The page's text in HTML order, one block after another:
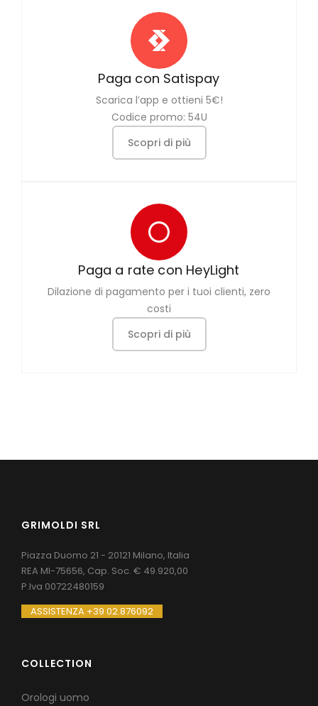
Paga con Satispay
Scarica l’app e ottieni 5€!
Codice promo: 54U
Scopri di più
Paga a rate con HeyLight
Dilazione di pagamento per i tuoi clienti, zero
costi
Scopri di più
GRIMOLDI SRL
Piazza Duomo 21 - 20121 Milano, Italia
REA MI-75656, Cap. Soc. € 49.920,00
P.Iva 00722480159
ASSISTENZA +39 02.876092
COLLECTION
Orologi uomo